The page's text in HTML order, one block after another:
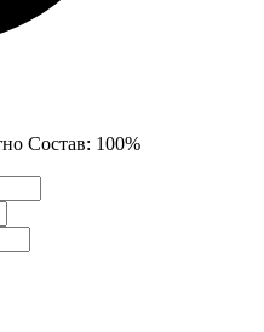
Состав: 100%